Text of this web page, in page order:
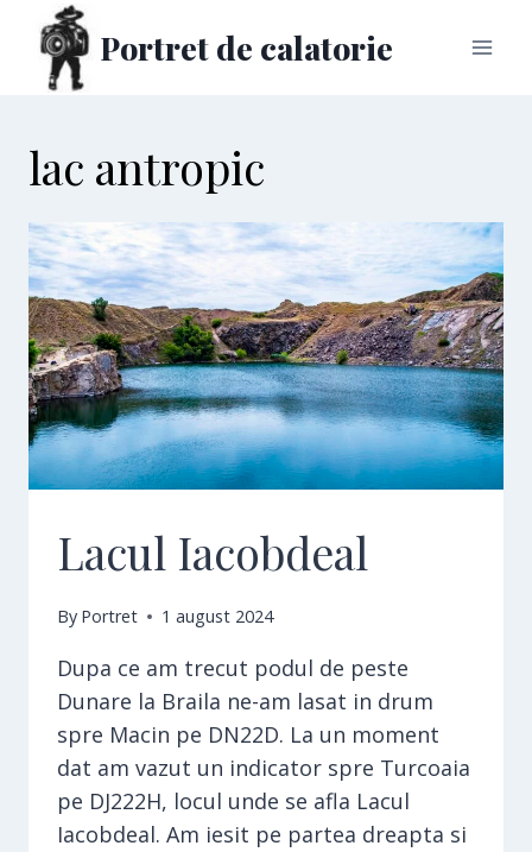
content
Portret de calatorie
lac antropic
Lacul Iacobdeal
By Portret 1 august 2024
Dupa ce am trecut podul de peste
Dunare la Braila ne-am lasat in drum
spre Macin pe DN22D. La un moment
dat am vazut un indicator spre Turcoaia
pe DJ222H, locul unde se afla Lacul
Iacobdeal. Am iesit pe partea dreapta si